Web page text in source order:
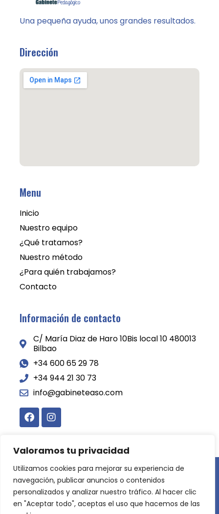
Valoramos tu privacidad
Utilizamos cookies para mejorar su experiencia de
navegación, publicar anuncios o contenidos
personalizados y analizar nuestro tráfico. Al hacer clic
en "Aceptar todo", aceptas el uso que hacemos de las
Una pequeña ayuda, unos grandes resultados.
Dirección
Menu
Inicio
Nuestro equipo
¿Qué tratamos?
Nuestro método
¿Para quién trabajamos?
Contacto
Información de contacto
C/ María Diaz de Haro 10Bis local 10 480013
Bilbao
+34 600 65 29 78
+34 944 21 30 73
info@gabineteaso.com
Copyright © 2024 Gabinete ASO. All Rights Reserved.
Desarrollado porLoDigitalizo.com
Aviso legal
Política de Privacidad
Política de Cookies
Mapa del sitio